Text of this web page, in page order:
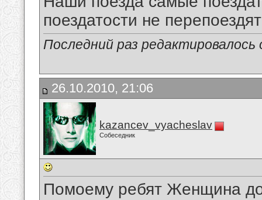
поездатости не
Последний раз редактировалось
26.10.2010, 21:06
kazancev_vyacheslav
Собеседник
Помоему ребят Женщина